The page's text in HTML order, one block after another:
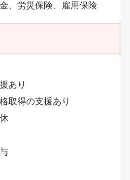
、労災保険、雇用保険
あり
取得の支援あり